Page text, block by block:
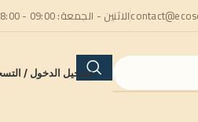
الاثنين - الجمعة: 09:00 - 18:00
تسجيل الدخول /